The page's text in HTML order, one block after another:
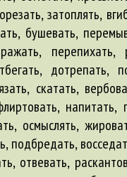
затоплять,
бушевать,
перепихать,
дотрепать,
скатать,
напитать,
осмыслять,
подбредать,
отвевать,